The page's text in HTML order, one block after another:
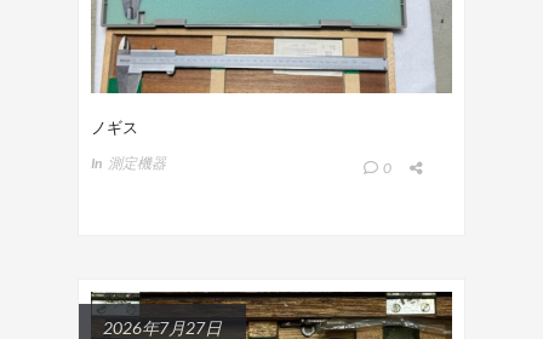
ノギス
In 測定機器 0
2026年7月27日